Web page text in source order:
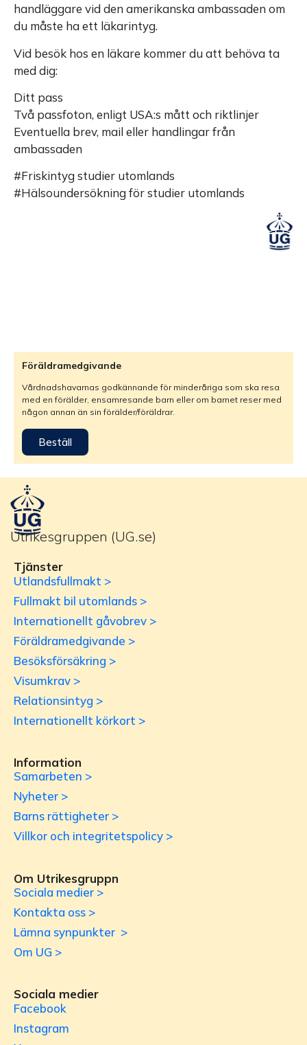
handläggare vid den amerikanska ambassaden om
du måste ha ett läkarintyg.
Vid besök hos en läkare kommer du att behöva ta
med dig:
Ditt pass
Två passfoton, enligt USA:s mått och riktlinjer
Eventuella brev, mail eller handlingar från
ambassaden
#Friskintyg studier utomlands
#Hälsoundersökning för studier utomlands
Föräldramedgivande
Vårdnadshavarnas godkännande för minderåriga som ska resa
med en förälder, ensamresande barn eller om barnet reser med
någon annan än sin förälder/föräldrar.
Beställ
Utrikesgruppen (UG.se)
Tjänster
Utlandsfullmakt >
Fullmakt bil utomlands >
Internationellt gåvobrev >
Föräldramedgivande >
Besöksförsäkring >
Visumkrav >
Relationsintyg >
Internationellt körkort >
Information
Samarbeten >
Nyheter >
Barns rättigheter >
Villkor och integritetspolicy >
Om Utrikesgruppn
Sociala medier >
Kontakta oss >
Lämna synpunkter >
Om UG >
Sociala medier
Facebook
Instagram